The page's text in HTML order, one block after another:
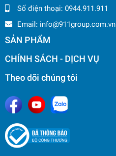
Số điện thoại: 0944.911.911
Email: info@911group.com.vn
SẢN PHẨM
CHÍNH SÁCH - DỊCH VỤ
Theo dõi chúng tôi